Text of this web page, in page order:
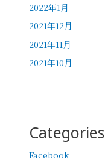
2022年1月
2021年12月
2021年11月
2021年10月
Categories
Facebook